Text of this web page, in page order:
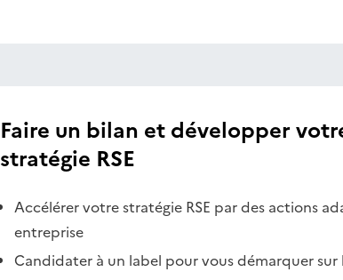
Faire un bilan et développer
stratégie RSE
Accélérer votre stratégie RSE par des actions
entreprise
Candidater à un label pour vous démarquer sur